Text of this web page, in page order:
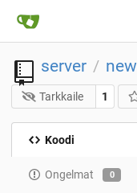
server /
Tarkkaile 1
Koodi
Ongelmat 0